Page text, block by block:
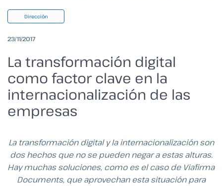
Dirección
23/11/2017
La transformación digital
como factor clave en la
internacionalización de las
empresas
La transformación digital y la internacionalización son
dos hechos que no se pueden negar a estas alturas.
Hay muchas soluciones, como es el caso de Viafirma
Documents, que aprovechan esta situación para